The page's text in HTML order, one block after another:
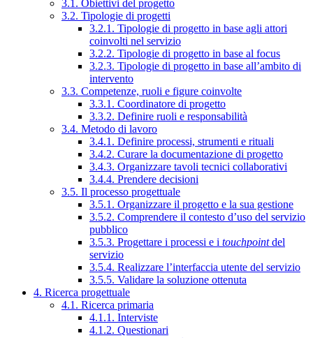
3.1. Obiettivi del progetto
3.2. Tipologie di progetti
3.2.1. Tipologie di progetto in base agli attori
coinvolti nel servizio
3.2.2. Tipologie di progetto in base al focus
3.2.3. Tipologie di progetto in base all’ambito di
intervento
3.3. Competenze, ruoli e figure coinvolte
3.3.1. Coordinatore di progetto
3.3.2. Definire ruoli e responsabilità
3.4. Metodo di lavoro
3.4.1. Definire processi, strumenti e rituali
3.4.2. Curare la documentazione di progetto
3.4.3. Organizzare tavoli tecnici collaborativi
3.4.4. Prendere decisioni
3.5. Il processo progettuale
3.5.1. Organizzare il progetto e la sua gestione
3.5.2. Comprendere il contesto d’uso del servizio
pubblico
3.5.3. Progettare i processi e i touchpointdel
servizio
3.5.4. Realizzare l’interfaccia utente del servizio
3.5.5. Validare la soluzione ottenuta
4. Ricerca progettuale
4.1. Ricerca primaria
4.1.1. Interviste
4.1.2. Questionari